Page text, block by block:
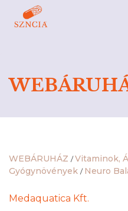
WEBÁRUHÁZ /Vitaminok,
Gyógynövények / Neuro
Medaquatica Kft.